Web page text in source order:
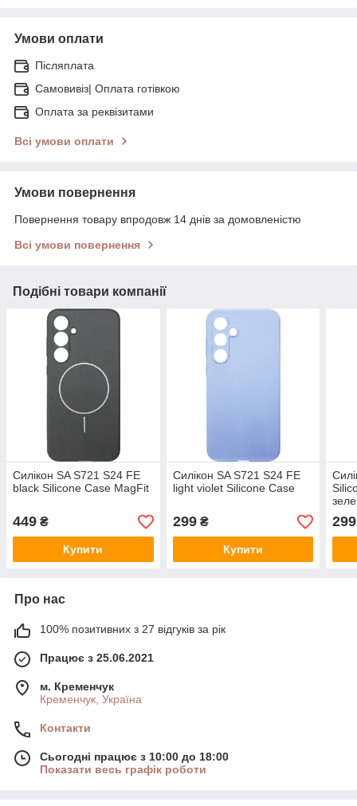
Умови оплати
Післяплата
Самовивіз| Оплата готівкою
Оплата за реквізитами
Всі умови оплати
Умови повернення
Повернення товару впродовж 14 днів за домовленістю
Всі умови повернення
Подібні товари компанії
Силікон SA S721 S24 FE
black Silicone Case MagFit
449 ₴
Купити
Силікон SA S721 S24 FE
light violet Silicone Case
299₴
Купити
299
Про нас
100% позитивних з 27 відгуків за рік
Працює з 25.06.2021
м. Кременчук
Кременчук, Україна
Контакти
Сьогодні працює з 10:00 до 18:00
Показати весь графік роботи